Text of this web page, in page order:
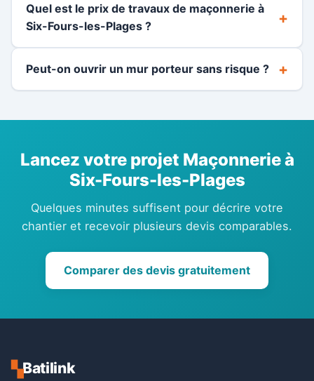
Quel est le prix de travaux de maçonnerie à
Six-Fours-les-Plages ?
Peut-on ouvrir un mur porteur sans risque ?
Lancez votre projet Maçonnerie à
Six-Fours-les-Plages
Quelques minutes suffisent pour décrire votre
chantier et recevoir plusieurs devis comparables.
Comparer des devis gratuitement
▚Batilink